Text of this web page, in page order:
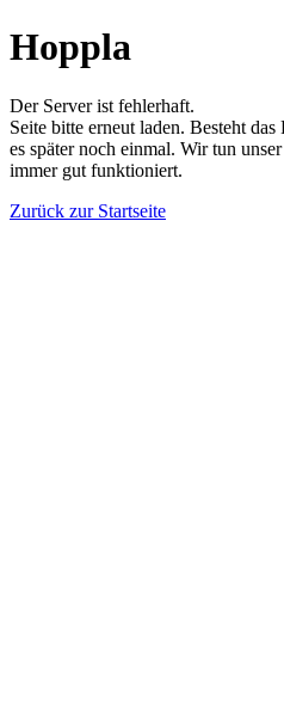
Hoppla
Der Server ist fehlerhaft.
Seite bitte erneut laden. Besteht
es später noch einmal. Wir tun
immer gut funktioniert.
Zurück zur Startseite